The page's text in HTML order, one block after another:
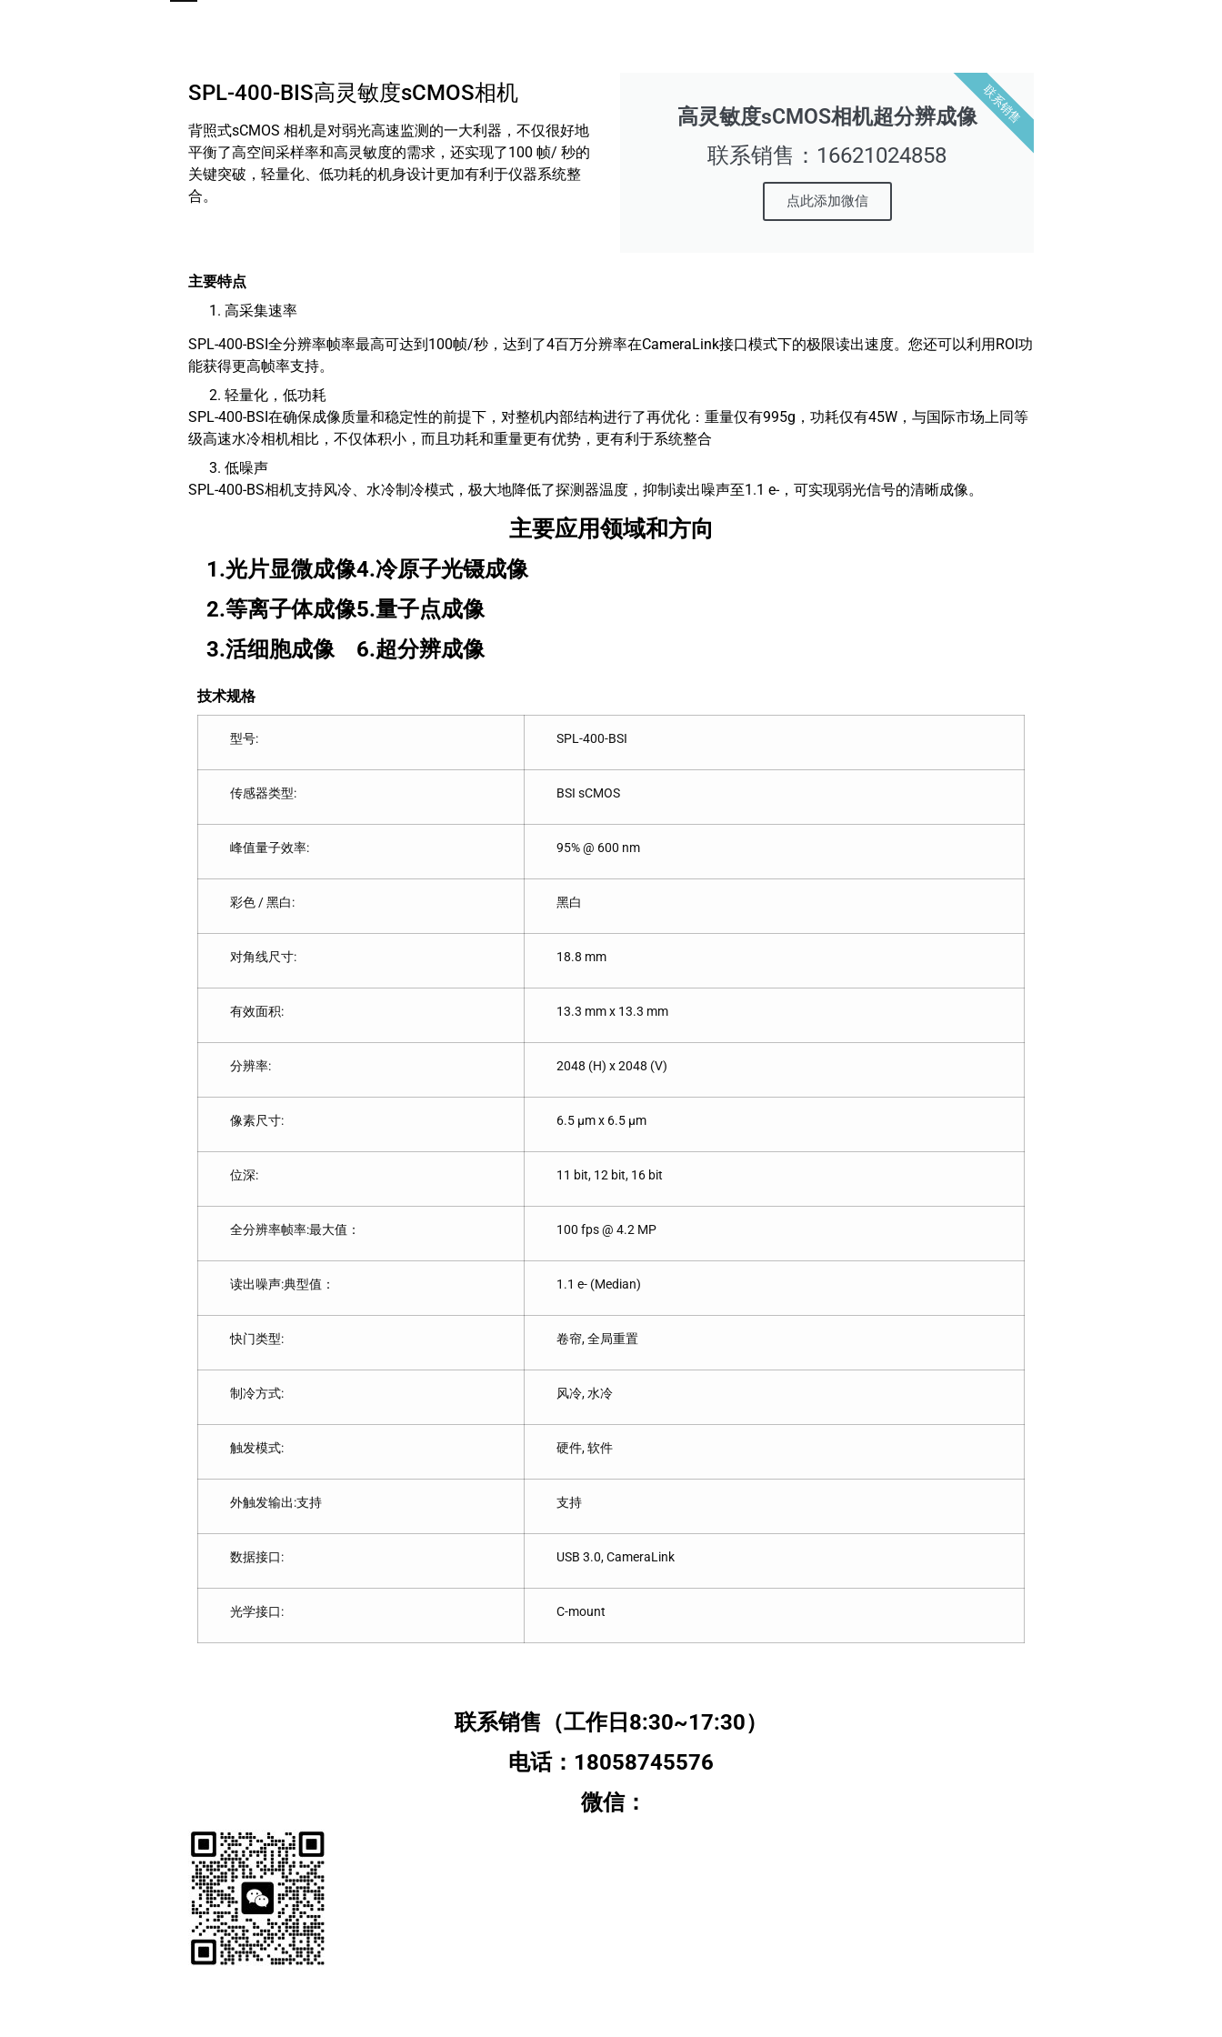
SPL-400-BIS高灵敏度sCMOS相机
背照式sCMOS 相机是对弱光高速监测的一大利器，不仅很好地
平衡了高空间采样率和高灵敏度的需求，还实现了100 帧/ 秒的
关键突破，轻量化、低功耗的机身设计更加有利于仪器系统整
合。
高灵敏度sCMOS相机超分辨成像
联系销售：16621024858
点此添加微信
联系销售
主要特点
高采集速率
SPL-400-BSI全分辨率帧率最高可达到100帧/秒，达到了4百万分辨率在CameraLink接口模式下的极限读出速度。您还可以利用ROI功
能获得更高帧率支持。
轻量化，低功耗
SPL-400-BSI在确保成像质量和稳定性的前提下，对整机内部结构进行了再优化：重量仅有995g，功耗仅有45W，与国际市场上同等
级高速水冷相机相比，不仅体积小，而且功耗和重量更有优势，更有利于系统整合
低噪声
SPL-400-BS相机支持风冷、水冷制冷模式，极大地降低了探测器温度，抑制读出噪声至1.1 e-，可实现弱光信号的清晰成像。
主要应用领域和方向
1.光片显微成像
2.等离子体成像
3.活细胞成像
4.冷原子光镊成像
5.量子点成像
6.超分辨成像
技术规格
型号: SPL-400-BSI
传感器类型: BSI sCMOS
峰值量子效率: 95% @ 600 nm
彩色 / 黑白: 黑白
对角线尺寸: 18.8 mm
有效面积: 13.3 mm x 13.3 mm
分辨率: 2048 (H) x 2048 (V)
像素尺寸: 6.5 μm x 6.5 μm
位深: 11 bit, 12 bit, 16 bit
全分辨率帧率:最大值： 100 fps @ 4.2 MP
读出噪声:典型值： 1.1 e- (Median)
快门类型: 卷帘, 全局重置
制冷方式: 风冷, 水冷
触发模式: 硬件, 软件
外触发输出:支持 支持
数据接口: USB 3.0, CameraLink
光学接口: C-mount
联系销售（工作日8:30~17:30）
电话：18058745576
微信：